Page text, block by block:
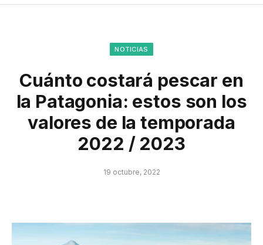
NOTICIAS
Cuánto costará pescar en
la Patagonia: estos son los
valores de la temporada
2022 / 2023
19 octubre, 2022